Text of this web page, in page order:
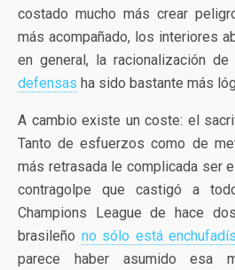
costado mucho más crear
más acompañado, los interiores
en general, la racionalización
defensas ha sido bastante más
A cambio existe un coste: el
Tanto de esfuerzos como de
más retrasada le complicada ser
contragolpe que castigó a
Champions League de hace
brasileño no sólo está
parece haber asumido esa